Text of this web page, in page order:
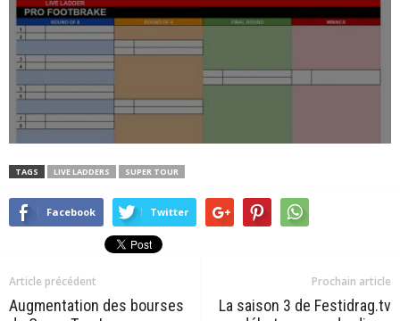
TAGS LIVE LADDERS SUPER TOUR
Facebook Twitter
Article précédent
Augmentation des bourses
Prochain article
La saison 3 de Festidrag.tv